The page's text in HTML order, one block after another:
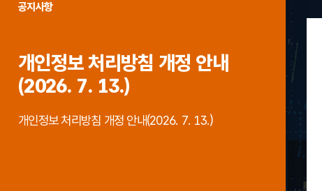
공지사항
개인정보 처리방침 개정 안내
(2026. 7. 13.)
개인정보 처리방침 개정 안내(2026. 7. 13.)